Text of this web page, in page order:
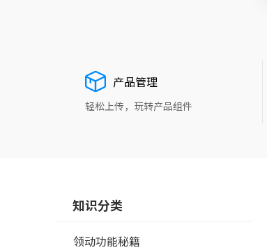
产品管理
轻松上传，玩转产品组件
知识分类
领动功能秘籍